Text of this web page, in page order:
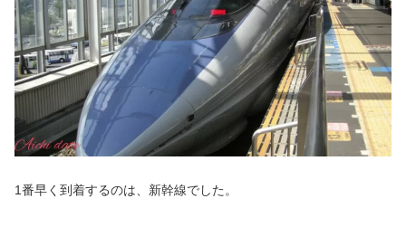
1番早く到着するのは、新幹線でした。